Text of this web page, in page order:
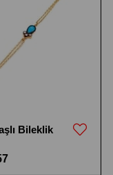
Bileklik